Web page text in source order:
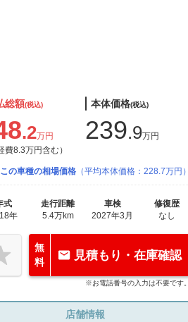
総額(税込)
.2万円
費8.3万円含む）
本体価格(税込)
239.9万円
この車種の相場価格 （平均本体価格：228.7万円）
式
年
走行距離
5.4万km
車検
2027年3月
修復歴
なし
無
料
見積もり・在庫確認
※お電話番号の入力は不要です。
店舗情報